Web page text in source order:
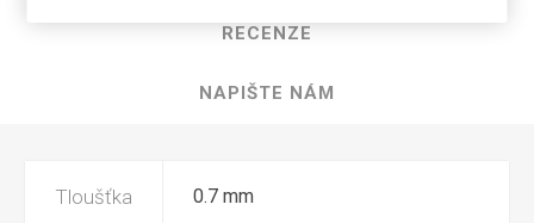
RECENZE
NAPIŠTE NÁM
Tloušťka 0.7 mm